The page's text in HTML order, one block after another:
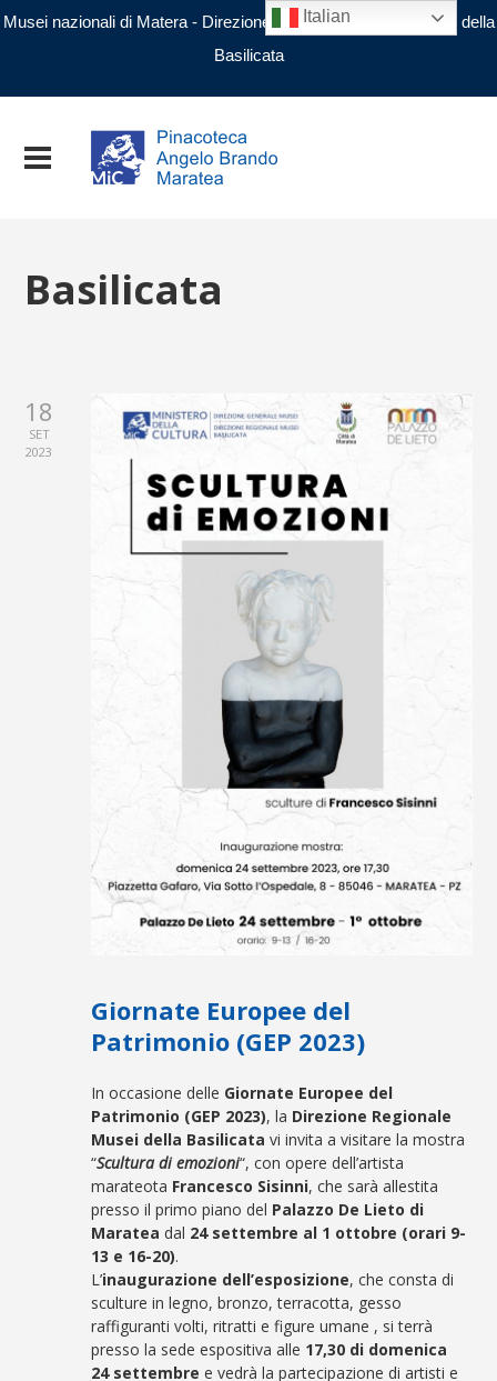
Musei nazionali di Matera - Direzione regionale Musei nazionali della
Basilicata
Basilicata
18
SET
2023
Giornate Europee del
Patrimonio (GEP 2023)
In occasione delle Giornate Europee del
Patrimonio (GEP 2023), la Direzione Regionale
Musei della Basilicata vi invita a visitare la mostra
“Scultura di emozioni“, con opere dell’artista
marateota Francesco Sisinni, che sarà allestita
presso il primo piano del Palazzo De Lieto di
Maratea dal 24 settembre al 1 ottobre (orari 9-
13 e 16-20).
L’inaugurazione dell’esposizione, che consta di
sculture in legno, bronzo, terracotta, gesso
raffiguranti volti, ritratti e figure umane , si terrà
presso la sede espositiva alle 17,30 di domenica
24 settembre e vedrà la partecipazione di artisti e
Italian